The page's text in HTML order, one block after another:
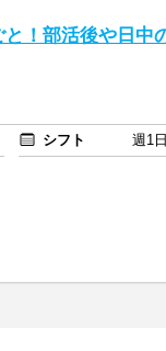
！部活後や日中
シフト
週1